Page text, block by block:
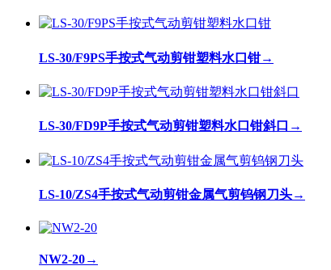
LS-30/F9PS手按式气动剪钳塑料水口钳→
LS-30/FD9P手按式气动剪钳塑料水口钳斜口 →
LS-10/ZS4手按式气动剪钳金属气剪钨钢刀头→
NW2-20→